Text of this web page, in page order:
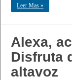
Leer Mas »
Alexa,
Disfruta
altavoz